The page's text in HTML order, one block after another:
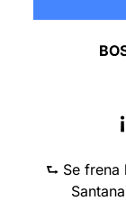
⮑ Se frena